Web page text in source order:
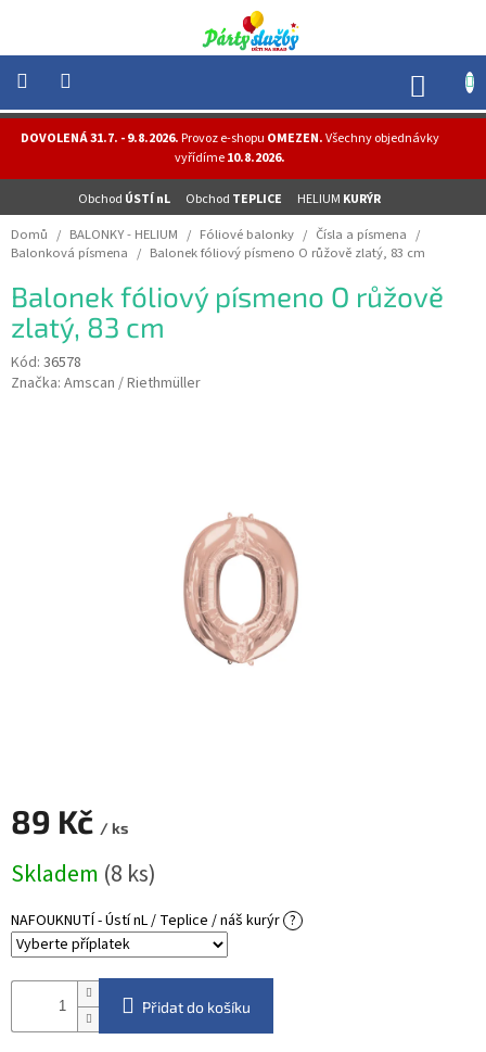
obsah
DOVOLENÁ 31.7. - 9.8.2026.Provoz e-shopu OMEZEN.Všechny objednávky
vyřídíme10.8.2026.
Obchod ÚSTÍ nL Obchod TEPLICE HELIUM KURÝR
NOVINKY
HELIUM
-
OSLAVY
MASKY
-
KOSTÝMY
Domů / BALONKY - HELIUM / Fóliové balonky / Čísla a písmena /
Balonková písmena / Balonek fóliový písmeno O růžově zlatý, 83 cm
Balonek fóliový písmeno O růžově
zlatý, 83 cm
Kód: 36578
Značka: Amscan / Riethmüller
89 Kč / ks
cena:
Skladem (8 ks)
NAFOUKNUTÍ - Ústí nL / Teplice / náš kurýr ?
Přidat do košíku